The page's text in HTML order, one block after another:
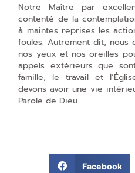
Notre Maître par
contenté de la
à maintes reprises les
foules. Autrement dit, nous
nos yeux et nos oreilles
appels extérieurs que
famille, le travail et
devons avoir une vie
Parole de Dieu.
Facebook